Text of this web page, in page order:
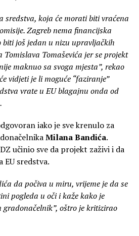
sredstva, koja će morati biti vraćena
Zagreb nema financijska
biti još jedan u nizu upravljačkih
Tomaševića jer se projekt
maknuo sa svoga mjesta”, rekao
vidjeti je li moguće “faziranje”
vrate u EU blagajnu onda od
iako je sve krenulo za
Milana Bandića.
učinio sve da projekt zaživi i da
EU sredstva.
da počiva u miru, vrijeme je da se
pogleda u oči i kaže kako je
gradonačelnik”, oštro je kritizirao